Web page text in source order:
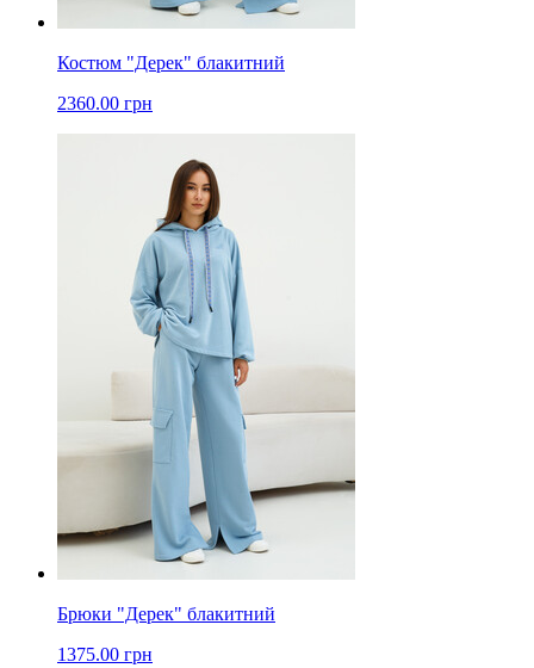
Костюм "Дерек" блакитний
2360.00 грн
Брюки "Дерек" блакитний
1375.00 грн